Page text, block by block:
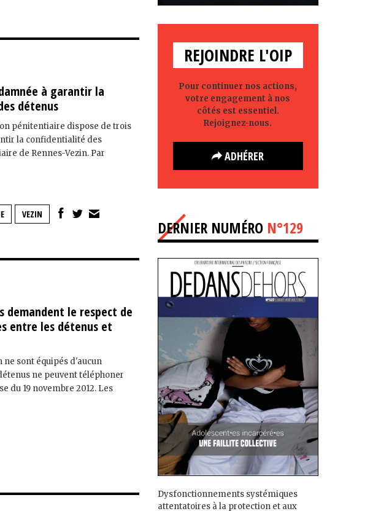
à garantir la
détenus
pénitentiaire dispose de trois
la confidentialité des
de Rennes-Vezin. Par
VEZIN
demandent le respect de
entre les détenus et
sont équipés d'aucun
ne peuvent téléphoner
du 19 novembre 2012. Les
REJOINDRE L'OIP
Pour continuer nos actions,
votre engagement à nos
côtés est essentiel.
Rejoignez-nous.
ADHÉRER
DERNIER NUMÉRO N°129
Dysfonctionnements systémiques
attentatoires à la protection et aux